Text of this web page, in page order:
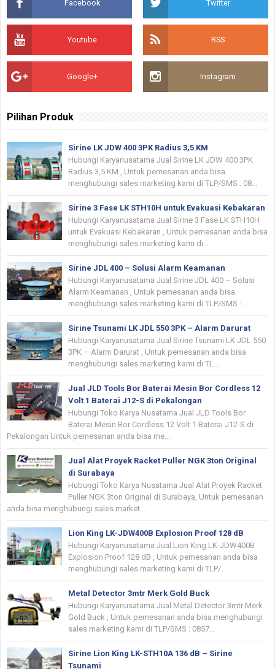
Facebook Twitter
Youtube RSS
Google+ Instagram
Pilihan Produk
Sirine LK JDW 400 3PK Radius 3,5 KM
Hubungi Karyanusatama Jual Sirine LK JDW 400 3PK
Radius 3,5 KM , Untuk pemesanan anda bisa
menghubungi sales marketing kami di TLP/SMS : 08...
Sirine 3 Fase LK STH10H untuk Evakuasi Kebakaran
Hubungi Karyanusatama Jual Sirine 3 Fase LK STH10H
untuk Evakuasi Kebakaran , Untuk pemesanan anda bisa
menghubungi sales marketing kami di...
Sirine JDL 400 – Solusi Alarm Keamanan
Hubungi Karyanusatama Jual Sirine JDL 400 – Solusi
Alarm Keamanan , Untuk pemesanan anda bisa
menghubungi sales marketing kami di TLP/SMS :...
Sirine Tsunami LK JDL 550 3PK – Alarm Darurat
Hubungi Karyanusatama Jual Sirine Tsunami LK JDL 550
3PK – Alarm Darurat , Untuk pemesanan anda bisa
menghubungi sales marketing kami di TL...
Jual JLD Tools Bor Baterai Mesin Bor Cordless 12
Volt 1 Baterai J12-S di Pekalongan
Hubungi Toko Karya Nusatama Jual JLD Tools Bor
Baterai Mesin Bor Cordless 12 Volt 1 Baterai J12-S di
Pekalongan Untuk pemesanan anda bisa me...
Jual Alat Proyek Racket Puller NGK 3ton Original
di Surabaya
Hubungi Toko Karya Nusatama Jual Alat Proyek Racket
Puller NGK 3ton Original di Surabaya, Untuk pemesanan
anda bisa menghubungi sales market...
Lion King LK-JDW400B Explosion Proof 128 dB
Hubungi Karyanusatama Jual Lion King LK-JDW400B
Explosion Proof 128 dB , Untuk pemesanan anda bisa
menghubungi sales marketing kami di TLP/...
Metal Detector 3mtr Merk Gold Buck
Hubungi Karyanusatama Jual Metal Detector 3mtr Merk
Gold Buck , Untuk pemesanan anda bisa menghubungi
sales marketing kami di TLP/SMS : 0857...
Sirine Lion King LK-STH10A 136 dB – Sirine
Tsunami